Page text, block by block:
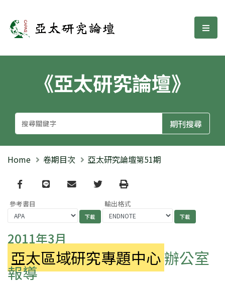
亞太研究論壇 選
《亞太研究論壇》
Home 卷期目次 亞太研究論壇第51期
Facebook
line email TwitterPrint
參考書目 輸出格式
2011年3月
亞太區域研究專題中心辦公室
報導